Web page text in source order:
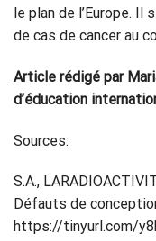
le plan de l’Europe.
de cas de cancer au
Article rédigé par
d’éducation
Sources:
S.A.,
Défauts de
https://tinyurl.com/